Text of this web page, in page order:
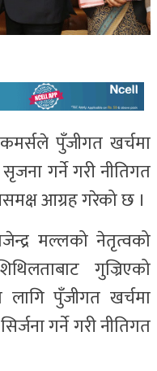
पुँजीगत खर्चमा
गर्ने गरी नीतिगत
आग्रह गरेको छ ।
मल्लको नेतृत्वको
गुज्रिएको
लागि पुँजीगत खर्चमा
गर्ने गरी नीतिगत